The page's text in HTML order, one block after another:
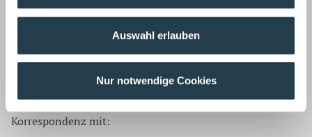
Auswahl erlauben
Nur notwendige Cookies
und Dokumentation der Schutzmaßnahmen an, damit
sich Finanzdienstleistungs- und
Versicherungsunternehmen wirklich auf den
gesetzgeberischen Schutz verlassen können.
Versicherungsbote
Korrespondenz mit: